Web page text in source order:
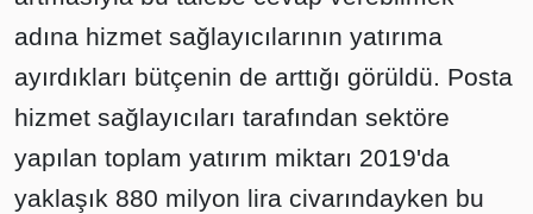
adına hizmet sağlayıcılarının yatırıma
ayırdıkları bütçenin de arttığı görüldü. Posta
hizmet sağlayıcıları tarafından sektöre
yapılan toplam yatırım miktarı 2019'da
yaklaşık 880 milyon lira civarındayken bu